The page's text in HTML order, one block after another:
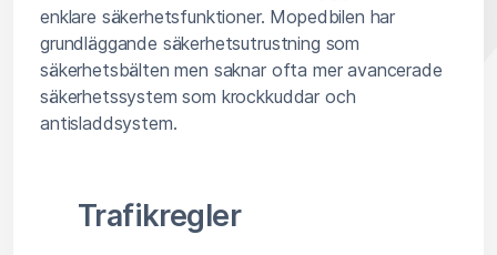
enklare säkerhetsfunktioner. Mopedbilen har
grundläggande säkerhetsutrustning som
säkerhetsbälten men saknar ofta mer avancerade
säkerhetssystem som krockkuddar och
antisladdsystem.
Trafikregler